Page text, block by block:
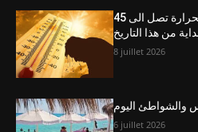
أحوال الطقس: درجات الحرارة تصل الى 45
من هذا التاريخ
8 juillet 2026
والشواطئ اليوم
6 juillet 2026